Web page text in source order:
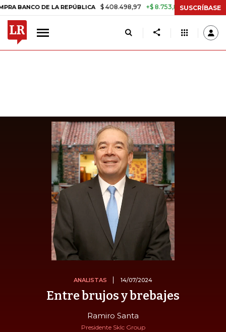
DE LA REPÚBLICA $ 408.498,97 +$ 8.753,81 +2,19% TASA DE
SUSCRÍBASE
ANALISTAS 14/07/2024
Entre brujos y brebajes
Ramiro Santa
Presidente Sklc Group